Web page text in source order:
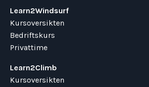
Learn2Windsurf
Kursoversikten
Bedriftskurs
Privattime
Learn2Climb
Kursoversikten